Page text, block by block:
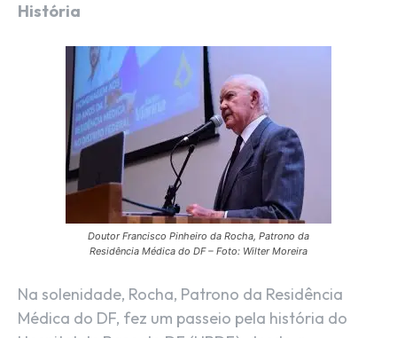
História
Doutor Francisco Pinheiro da Rocha, Patrono da
Residência Médica do DF – Foto: Wilter Moreira
Na solenidade, Rocha, Patrono da Residência
Médica do DF, fez um passeio pela história do